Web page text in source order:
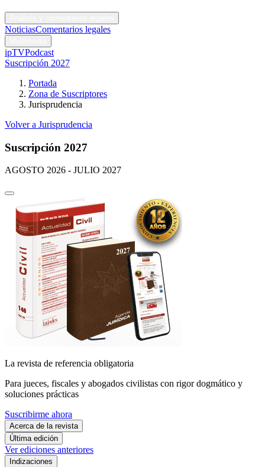
NoticiasComentarios legales
ipTVPodcast
Suscripción 2027
Portada
Zona de Suscriptores
Jurisprudencia
Volver a Jurisprudencia
Suscripción 2027
AGOSTO 2026 - JULIO 2027
La revista de referencia obligatoria
Para jueces, fiscales y abogados civilistas con rigor dogmático y
soluciones prácticas
Suscribirme ahora
Acerca de la revista
Última edición
Ver ediciones anteriores
Indizaciones